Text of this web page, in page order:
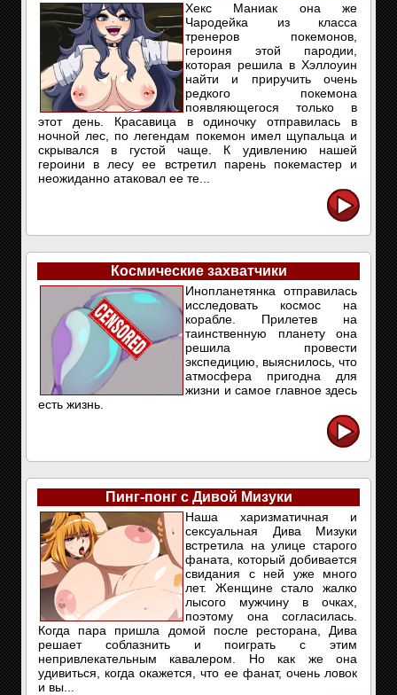
Хекс Маниак она же
Чародейка из класса
тренеров покемонов,
героиня этой пародии,
которая решила в Хэллоуин
найти и приручить очень
редкого покемона
появляющегося только в
этот день. Красавица в одиночку отправилась в
ночной лес, по легендам покемон имел щупальца и
скрывался в густой чаще. К удивлению нашей
героини в лесу ее встретил парень покемастер и
неожиданно атаковал ее те...
Космические захватчики
Инопланетянка отправилась
исследовать космос на
корабле. Прилетев на
таинственную планету она
решила провести
экспедицию, выяснилось, что
атмосфера пригодна для
жизни и самое главное здесь
есть жизнь.
Пинг-понг с Дивой Мизуки
Наша харизматичная и
сексуальная Дива Мизуки
встретила на улице старого
фаната, который добивается
свидания с ней уже много
лет. Женщине стало жалко
лысого мужчину в очках,
поэтому она согласилась.
Когда пара пришла домой после ресторана, Дива
решает соблазнить и поиграть с этим
непривлекательным кавалером. Но как же она
удивиться, когда окажется, что ее фанат, очень ловок
и вы...